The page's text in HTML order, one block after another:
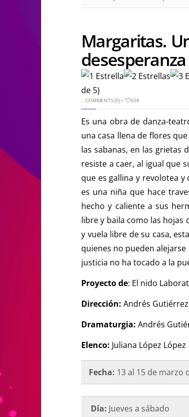
Margaritas.
desesperanza
de 5)
..COMMENTS (0)• 508
Es una obra de danza-
una casa llena de flores
las sabanas, en las grietas
resiste a caer, al igual que
que es gallina y revolotea
es una niña que hace
hecho y caliente a sus
libre y baila como las hojas
y vuela libre de su casa,
quienes no pueden
justicia no ha tocado a la
Proyecto de: El nido
Dirección: Andrés Gutiérrez
Dramaturgia: Andrés
Elenco: Juliana López López
Fecha: 13 al 15 de marzo
Día: Jueves a sábado